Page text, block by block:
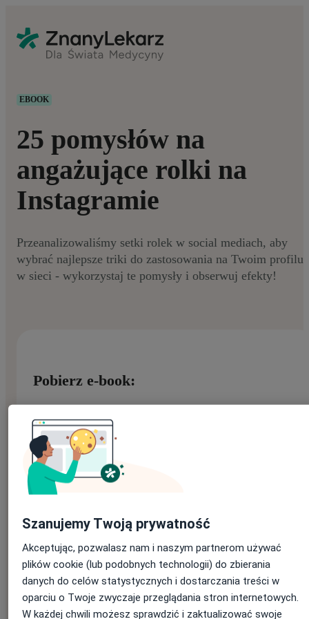
EBOOK
25 pomysłów na
angażujące rolki na
Instagramie
Przeanalizowaliśmy setki rolek w social mediach, aby
wybrać najlepsze triki do zastosowania na Twoim profilu
w sieci - wykorzystaj te pomysły i obserwuj efekty!
Pobierz e-book:
Imię*
E-mail*
Jeśli masz konto na ZnanyLekarz, podaj e-mail, którym się
logujesz
Szanujemy Twoją prywatność
Akceptując, pozwalasz nam i naszym partnerom używać
plików cookie (lub podobnych technologii) do zbierania
danych do celów statystycznych i dostarczania treści w
oparciu o Twoje zwyczaje przeglądania stron internetowych.
W każdej chwili możesz sprawdzić i zaktualizować swoje